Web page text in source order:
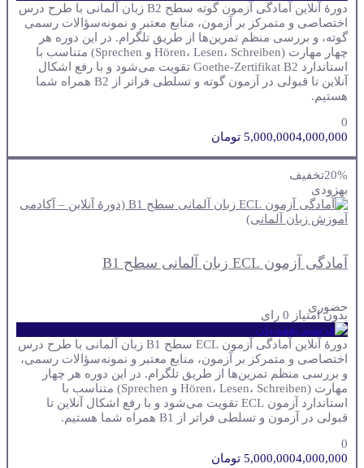
دورهٔ آنلاین آمادگی آزمون گوته سطح B2 زبان آلمانی با طرح درس
اختصاصی و متمرکز بر آزمون، منابع معتبر و نمونه‌سؤالات رسمی
گوته، و بررسی منظم تمرین‌ها از طریق تلگرام. در این دوره هر
چهار مهارت (Hören، Lesen، Schreiben و Sprechen) متناسب با
استاندارد Goethe-Zertifikat B2 تقویت می‌شود و با رفع اشکال
آنلاین تا قبولی در آزمون گوته و تسلطی فراتر از B2 همراه شما
هستیم.
0
5,000,0004,000,000 تومان
20%تخفیف
بهزودی
آمادگی آزمون ECL زبان آلمانی سطح B1
حضوری
بدون امتیاز 0 رای
دورهٔ آنلاین آمادگی آزمون ECL سطح B1 زبان آلمانی با طرح درس
اختصاصی و متمرکز بر آزمون، منابع معتبر و نمونه‌سؤالات رسمی،
و بررسی منظم تمرین‌ها از طریق تلگرام. در این دوره هر چهار
مهارت (Hören، Lesen، Schreiben و Sprechen) متناسب با
استاندارد آزمون ECL تقویت می‌شود و با رفع اشکال آنلاین تا
قبولی در آزمون و تسلطی فراتر از B1 همراه شما هستیم.
0
5,000,0004,000,000 تومان